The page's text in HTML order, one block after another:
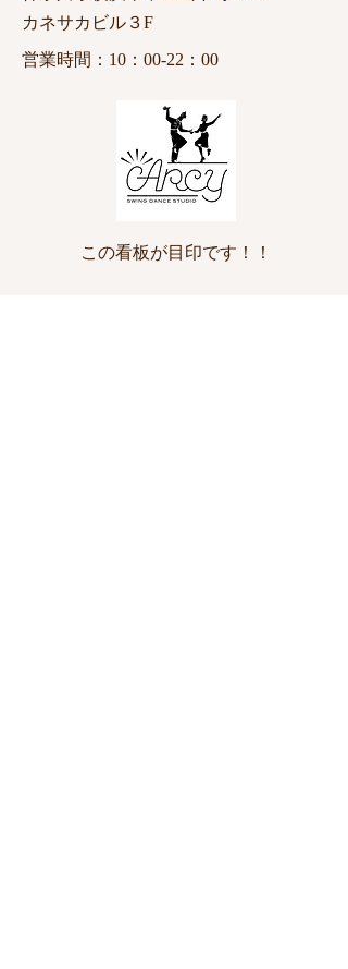
カネサカビル３F
​営業時間：10：00-22：00
この看板が目印です！！